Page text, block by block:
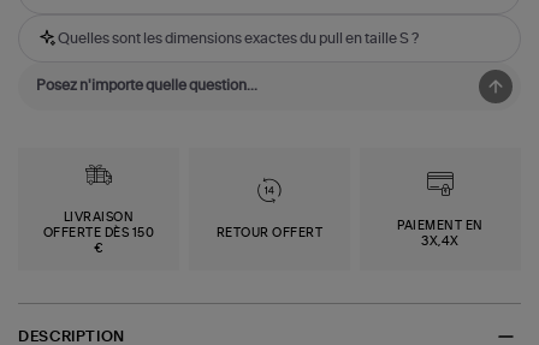
Quelles sont les dimensions exactes du pull en taille S ?
LIVRAISON
OFFERTE DÈS 150
€
RETOUR OFFERT
PAIEMENT EN
3X,4X
DESCRIPTION